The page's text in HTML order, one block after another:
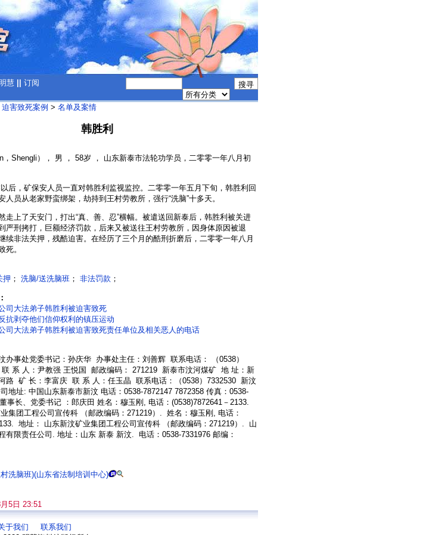
慧 订阅
迫害致死案例 > 名单及案情
韩胜利
，Shengli）， 男 ， 58岁 ， 山东新泰市法轮功学员，二零零一年八月初
后，矿保安人员一直对韩胜利监视监控。二零零一年五月下旬，韩胜利回
人员从老家野蛮绑架，劫持到王村劳教所，强行“洗脑”十多天。
走上了天安门，打出“真、善、忍”横幅。被遣送回新泰后，韩胜利被关进
严刑拷打，巨额经济罚款，后来又被送往王村劳教所，因身体原因被退
续非法关押，残酷迫害。在经历了三个月的酷刑折磨后，二零零一年八月
死。
押 ； 洗脑/送洗脑班 ； 非法罚款 ；
司大法弟子韩胜利被迫害致死
抗剥夺他们信仰权利的镇压运动
司大法弟子韩胜利被迫害致死责任单位及相关恶人的电话
办事处党委书记：孙庆华 办事处主任：刘善辉 联系电话： （0538）
系 人：尹教强 王悦国 邮政编码： 271219 新泰市汶河煤矿 地 址：新
路 矿 长：李富庆 联 系 人：任玉晶 联系电话：（0538）7332530 新汶
地址: 中国山东新泰市新汶 电话：0538-7872147 7872358 传真：0538-
事长、党委书记 ：郎庆田 姓名：穆玉刚, 电话：(0538)7872641－2133.
集团工程公司宣传科 （邮政编码：271219）. 姓名：穆玉刚, 电话：
地址： 山东新汶矿业集团工程公司宣传科 （邮政编码：271219）. 山
有限责任公司. 地址：山东 新泰 新汶. 电话：0538-7331976 邮编：
洗脑班)(山东省法制培训中心)
5日 23:51
于我们
联系我们